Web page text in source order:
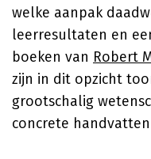
welke aanpak
leerresultaten en
boeken van Robert
zijn in dit opzicht
grootschalig
concrete